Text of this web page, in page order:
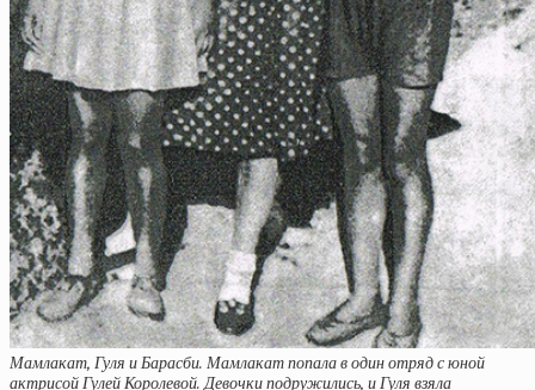
Мамлакат, Гуля и Барасби. Мамлакат попала в один отряд с юной
актрисой Гулей Королевой. Девочки подружились, и Гуля взяла